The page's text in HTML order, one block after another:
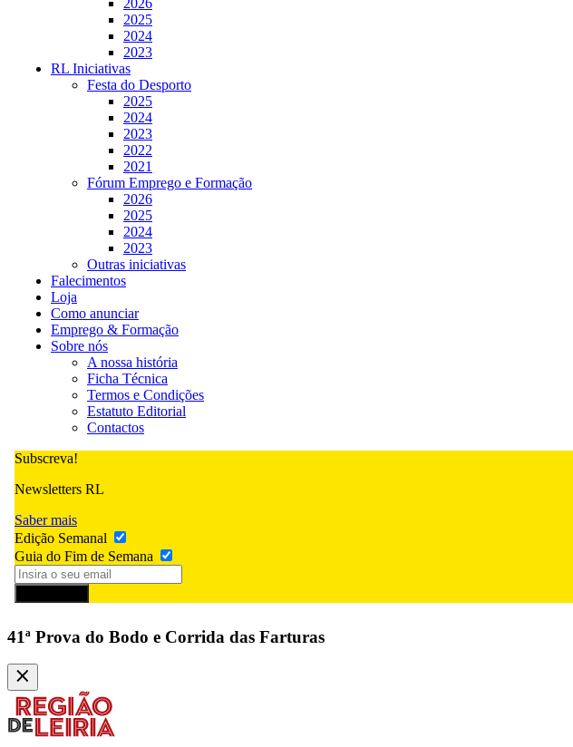
2025
2024
2023
RL Iniciativas
Festa do Desporto
2025
2024
2023
2022
2021
Fórum Emprego e Formação
2026
2025
2024
2023
Outras iniciativas
Falecimentos
Loja
Como anunciar
Emprego & Formação
Sobre nós
A nossa história
Ficha Técnica
Termos e Condições
Estatuto Editorial
Contactos
Subscreva!
Newsletters RL
Saber mais
Edição Semanal
Guia do Fim de Semana
41ª Prova do Bodo e Corrida das Farturas